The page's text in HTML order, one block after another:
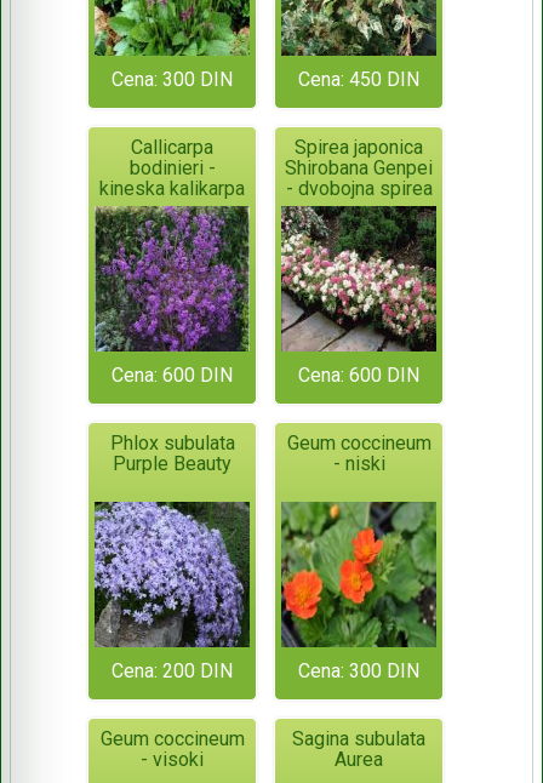
Cena: 300 DIN Cena: 450 DIN
Callicarpa
bodinieri -
kineska kalikarpa
Cena: 600 DIN
Spirea japonica
Shirobana Genpei
- dvobojna spirea
Cena: 600 DIN
Phlox subulata
Purple Beauty
Cena: 200 DIN
Geum coccineum
- niski
Cena: 300 DIN
Geum coccineum
- visoki
Sagina subulata
Aurea